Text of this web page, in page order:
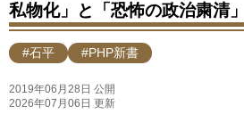
私物化」と「恐怖の政治粛清」
#石平 #PHP新書
2019年06月28日 公開
2026年07月06日 更新